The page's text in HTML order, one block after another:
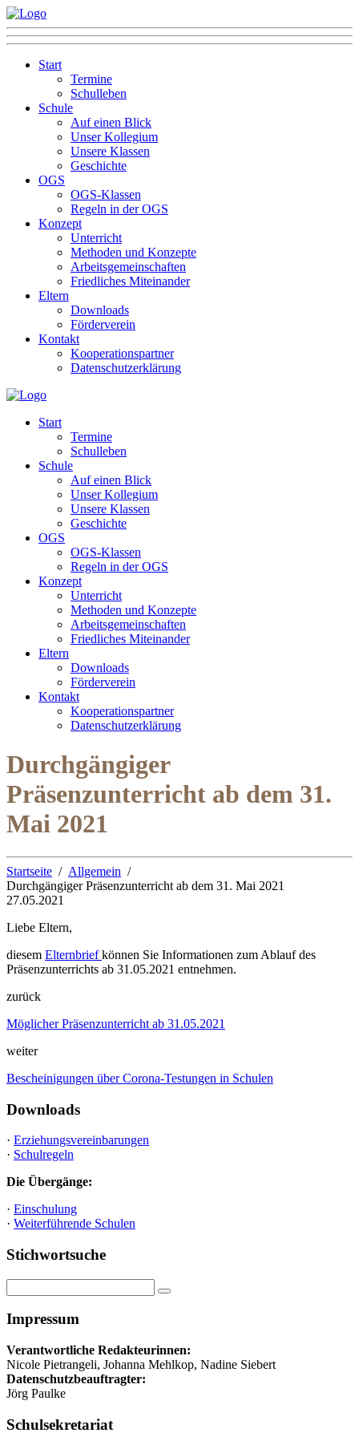
Start
Termine
Schulleben
Schule
Auf einen Blick
Unser Kollegium
Unsere Klassen
Geschichte
OGS
OGS-Klassen
Regeln in der OGS
Konzept
Unterricht
Methoden und Konzepte
Arbeitsgemeinschaften
Friedliches Miteinander
Eltern
Downloads
Förderverein
Kontakt
Kooperationspartner
Datenschutzerklärung
Start
Termine
Schulleben
Schule
Auf einen Blick
Unser Kollegium
Unsere Klassen
Geschichte
OGS
OGS-Klassen
Regeln in der OGS
Konzept
Unterricht
Methoden und Konzepte
Arbeitsgemeinschaften
Friedliches Miteinander
Eltern
Downloads
Förderverein
Kontakt
Kooperationspartner
Datenschutzerklärung
Durchgängiger
Präsenzunterricht ab dem 31.
Mai 2021
Startseite
Allgemein
Durchgängiger Präsenzunterricht ab dem 31. Mai 2021
27.05.2021
Liebe Eltern,
diesem Elternbriefkönnen Sie Informationen zum Ablauf des
Präsenzunterrichts ab 31.05.2021 entnehmen.
zurück
Möglicher Präsenzunterricht ab 31.05.2021
weiter
Bescheinigungen über Corona-Testungen in Schulen
Downloads
· Erziehungsvereinbarungen
· Schulregeln
Die Übergänge:
· Einschulung
· Weiterführende Schulen
Stichwortsuche
Impressum
Verantwortliche Redakteurinnen:
Nicole Pietrangeli, Johanna Mehlkop, Nadine Siebert
Datenschutzbeauftragter:
Jörg Paulke
Schulsekretariat